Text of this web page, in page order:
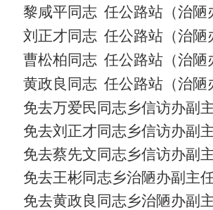
黎咸平同志 任公路站（治陋
刘正才同志 任公路站（治陋
曹松柏同志 任公路站（治陋
黄政良同志 任公路站（治陋
免去万爱民同志乡信访办副主
免去刘正才同志乡信访办副主
免去蔡先文同志乡信访办副主
免去王彬同志乡治陋办副主任
免去黄政良同志乡治陋办副主